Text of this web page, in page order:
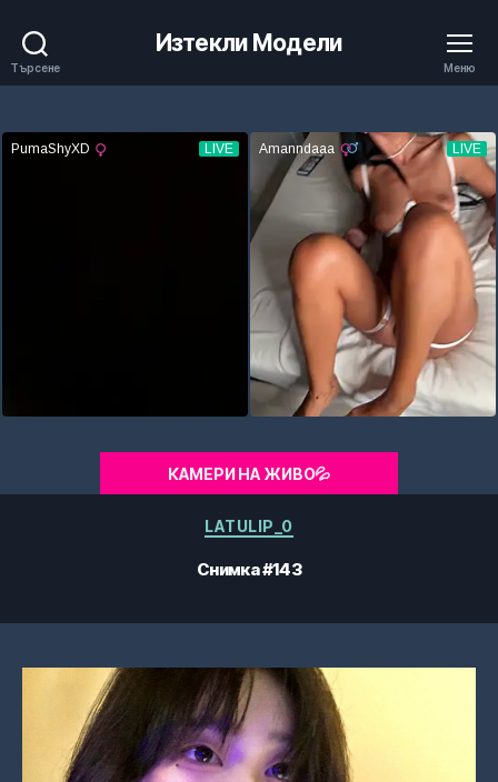
Търсене
Изтекли Модели
Меню
КАМЕРИ НА ЖИВО💦
Категории
LATULIP_0
Снимка #143